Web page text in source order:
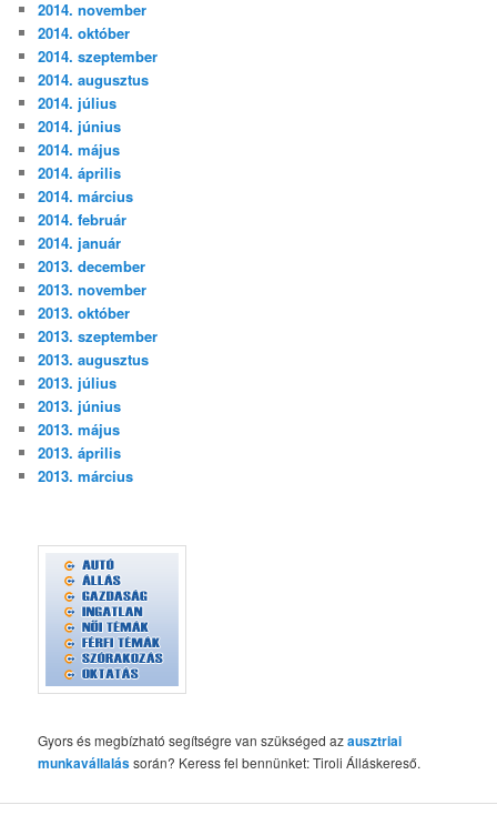
2014. november
2014. október
2014. szeptember
2014. augusztus
2014. július
2014. június
2014. május
2014. április
2014. március
2014. február
2014. január
2013. december
2013. november
2013. október
2013. szeptember
2013. augusztus
2013. július
2013. június
2013. május
2013. április
2013. március
Gyors és megbízható segítségre van szükséged azausztriai
munkavállalássorán? Keress fel bennünket: Tiroli Álláskereső.